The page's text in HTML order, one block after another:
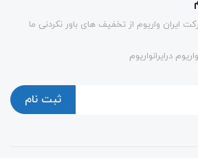
ایران واریوم از تخفیف های باور نکردنی ما
درایرانواریوم
ثبت نام